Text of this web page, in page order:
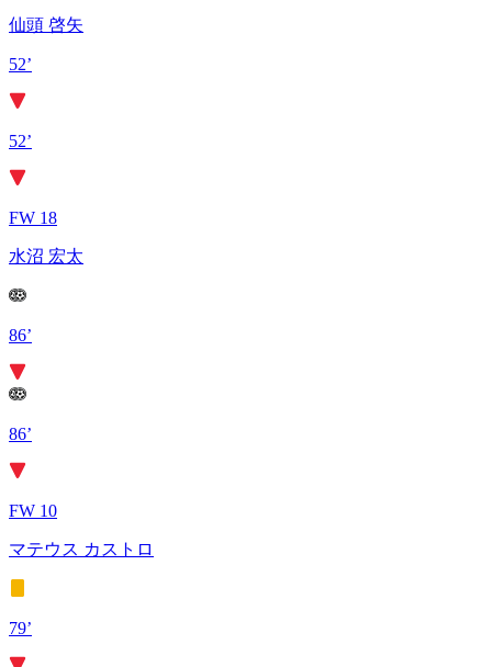
仙頭 啓矢
52’
52’
FW 18
水沼 宏太
86’
86’
FW 10
マテウス カストロ
79’